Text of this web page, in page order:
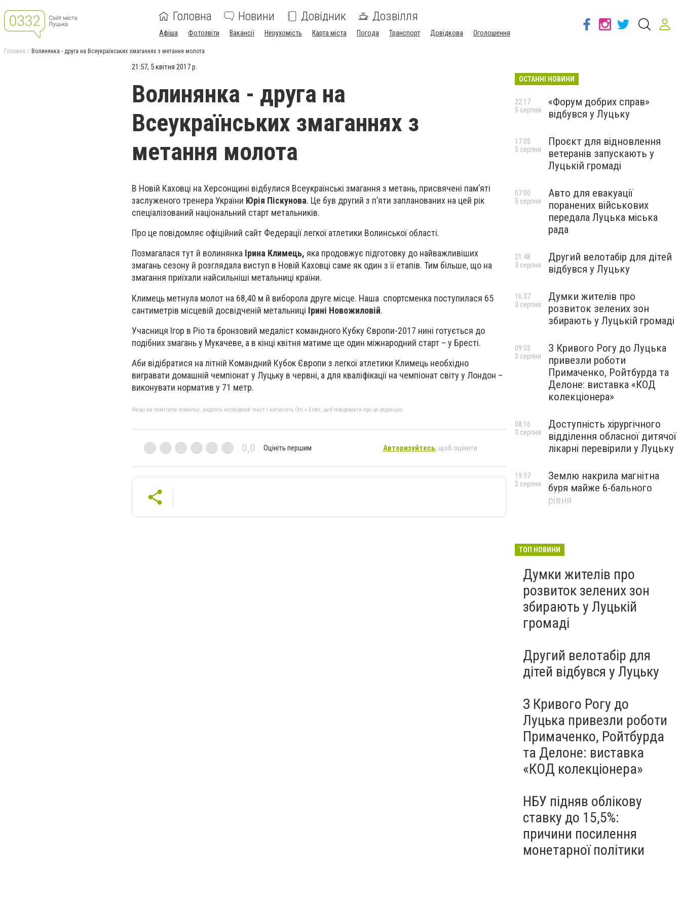
Головна Новини Довідник Дозвілля
Афіша Фотозвіти Вакансії Нерухомість Карта міста Погода Транспорт Довідкова Оголошення
Головна Волинянка - друга на Всеукраїнських змаганнях з метання молота
21:57, 5 квітня 2017 р.
Волинянка - друга на
Всеукраїнських змаганнях з
метання молота
В Новій Каховці на Херсонщині відбулися Всеукраїнські змагання з метань, присвячені пам’яті
заслуженого тренера України Юрія Піскунова. Це був другий з п’яти запланованих на цей рік
спеціалізований національний старт метальників.
Про це повідомляє офіційний сайт Федерації легкої атлетики Волинської області.
Позмагалася тут й волинянка Ірина Климець, яка продовжує підготовку до найважливіших
змагань сезону й розглядала виступ в Новій Каховці саме як один з її етапів. Тим більше, що на
змагання приїхали найсильніші метальниці країни.
Климець метнула молот на 68,40 м й виборола друге місце. Наша спортсменка поступилася 65
сантиметрів місцевій досвідченій метальниці Ірині Новожиловій.
Учасниця Ігор в Ріо та бронзовий медаліст командного Кубку Європи-2017 нині готується до
подібних змагань у Мукачеве, а в кінці квітня матиме ще один міжнародний старт – у Бресті.
Аби відібратися на літній Командний Кубок Європи з легкої атлетики Климець необхідно
вигравати домашній чемпіонат у Луцьку в червні, а для кваліфікації на чемпіонат світу у Лондон –
виконувати норматив у 71 метр.
Якщо ви помітили помилку, виділіть необхідний текст і натисніть Ctrl + Enter, щоб повідомити про це редакцію
0,0 Оцініть першим Авторизуйтесь, щоб оцінити
ОСТАННІ НОВИНИ
«Форум добрих справ»
відбувся у Луцьку
22:17
5 серпня
Проєкт для відновлення
ветеранів запускають у
Луцькій громаді
17:05
5 серпня
Авто для евакуації
поранених військових
передала Луцька міська
рада
07:00
5 серпня
Другий велотабір для дітей
відбувся у Луцьку
21:48
3 серпня
Думки жителів про
розвиток зелених зон
збирають у Луцькій громаді
16:37
3 серпня
З Кривого Рогу до Луцька
привезли роботи
Примаченко, Ройтбурда та
Делоне: виставка «КОД
колекціонера»
09:55
3 серпня
Доступність хірургічного
відділення обласної дитячої
лікарні перевірили у Луцьку
08:16
3 серпня
Землю накрила магнітна
буря майже 6-бального
рівня
19:37
2 серпня
ТОП НОВИНИ
Думки жителів про
розвиток зелених зон
збирають у Луцькій
громаді
Другий велотабір для
дітей відбувся у Луцьку
З Кривого Рогу до
Луцька привезли роботи
Примаченко, Ройтбурда
та Делоне: виставка
«КОД колекціонера»
НБУ підняв облікову
ставку до 15,5%:
причини посилення
монетарної політики